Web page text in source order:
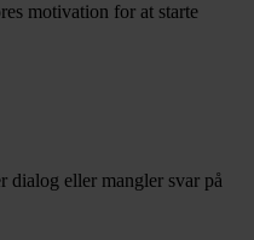
motivation for at starte
dialog eller mangler svar på